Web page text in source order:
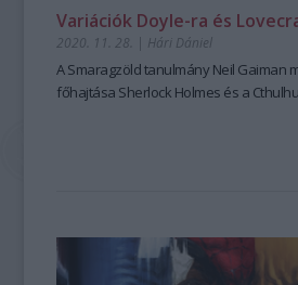
Variációk Doyle-ra és
2020. 11. 28. | Hári Dániel
ASmaragzöld tanulmány Neil Gaiman
főhajtása Sherlock Holmes és a